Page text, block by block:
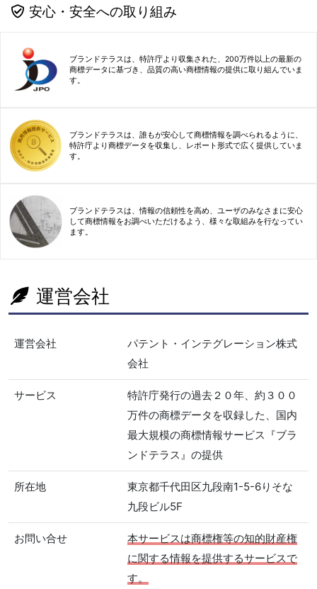
安心・安全への取り組み
ブランドテラスは、特許庁より収集された、200万件以上の最新の
商標データに基づき、品質の高い商標情報の提供に取り組んでいま
す。
ブランドテラスは、誰もが安心して商標情報を調べられるように、
特許庁より商標データを収集し、レポート形式で広く提供していま
す。
ブランドテラスは、情報の信頼性を高め、ユーザのみなさまに安心
して商標情報をお調べいただけるよう、様々な取組みを行なってい
ます。
運営会社
運営会社
パテント・インテグレーション株式
会社
サービス
特許庁発行の過去２０年、約３００
万件の商標データを収録した、国内
最大規模の商標情報サービス『ブラ
ンドテラス』の提供
所在地
東京都千代田区九段南1-5-6りそな
九段ビル5F
お問い合せ
本サービスは商標権等の知的財産権
に関する情報を提供するサービスで
す。